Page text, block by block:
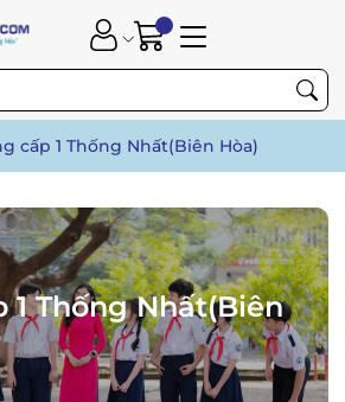
cấp 1 Thống Nhất(Biên Hòa)
1 Thống Nhất(Biên